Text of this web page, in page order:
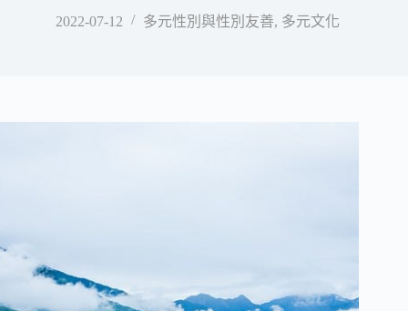
2022-07-12 多元性別與性別友善, 多元文化